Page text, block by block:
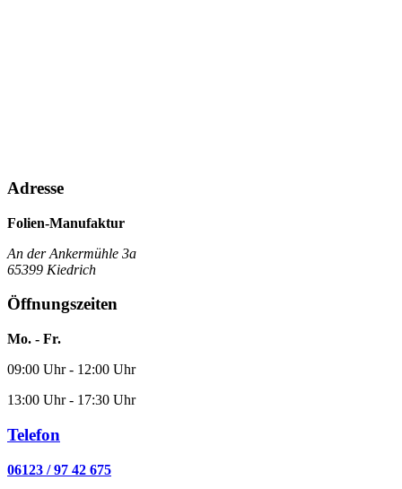
Adresse
Folien-Manufaktur
An der Ankermühle 3a
65399 Kiedrich
Öffnungszeiten
Mo. - Fr.
09:00 Uhr - 12:00 Uhr
13:00 Uhr - 17:30 Uhr
Telefon
06123 / 97 42 675